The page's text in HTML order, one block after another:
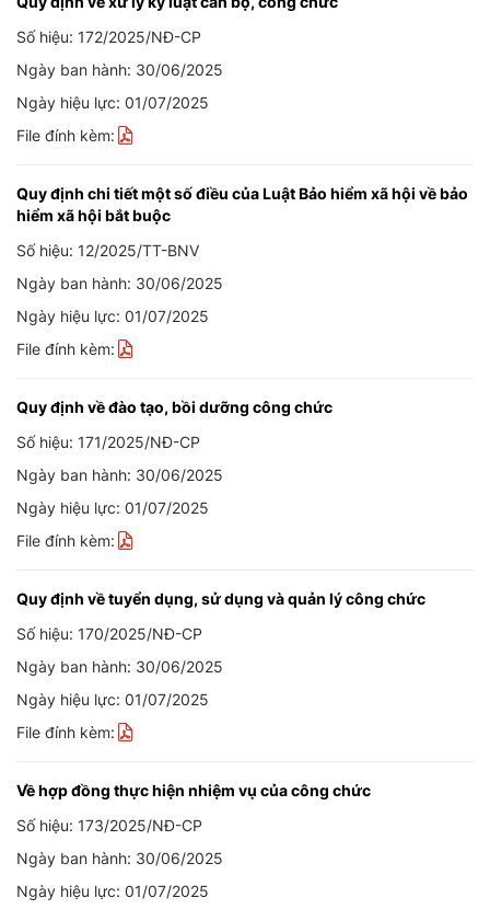
Số hiệu: 172/2025/NĐ-CP
Ngày ban hành: 30/06/2025
Ngày hiệu lực: 01/07/2025
File đính kèm:
Quy định chi tiết một số điều của Luật Bảo hiểm xã hội về bảo
hiểm xã hội bắt buộc
Số hiệu: 12/2025/TT-BNV
Ngày ban hành: 30/06/2025
Ngày hiệu lực: 01/07/2025
File đính kèm:
Quy định về đào tạo, bồi dưỡng công chức
Số hiệu: 171/2025/NĐ-CP
Ngày ban hành: 30/06/2025
Ngày hiệu lực: 01/07/2025
File đính kèm:
Quy định về tuyển dụng, sử dụng và quản lý công chức
Số hiệu: 170/2025/NĐ-CP
Ngày ban hành: 30/06/2025
Ngày hiệu lực: 01/07/2025
File đính kèm:
Về hợp đồng thực hiện nhiệm vụ của công chức
Số hiệu: 173/2025/NĐ-CP
Ngày ban hành: 30/06/2025
Ngày hiệu lực: 01/07/2025